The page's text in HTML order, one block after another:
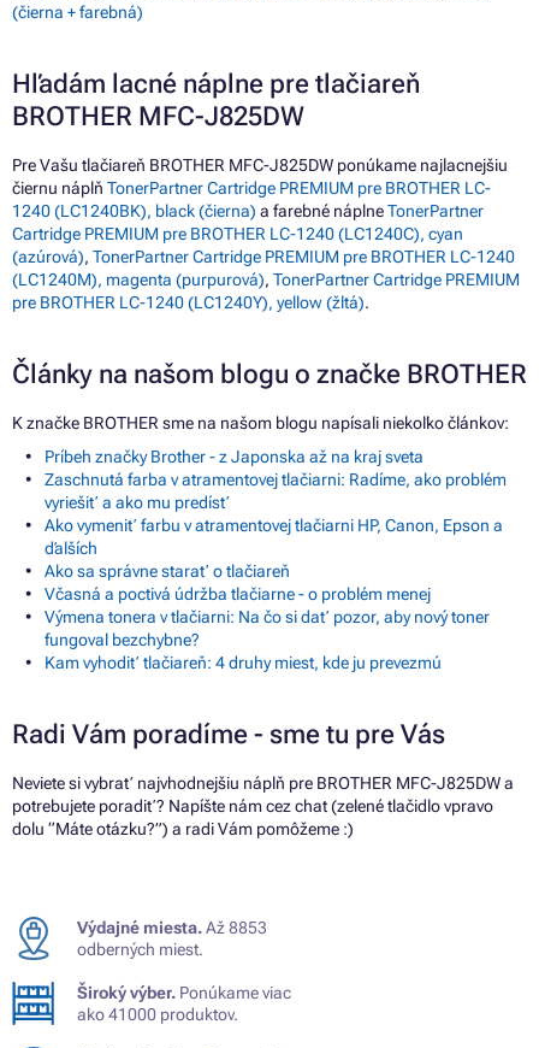
(čierna + farebná)
Hľadám lacné náplne pre tlačiareň
BROTHER MFC-J825DW
Pre Vašu tlačiareň BROTHER MFC-J825DW ponúkame najlacnejšiu
čiernu náplň TonerPartner Cartridge PREMIUM pre BROTHER LC-
1240 (LC1240BK), black (čierna) a farebné náplneTonerPartner
Cartridge PREMIUM pre BROTHER LC-1240 (LC1240C), cyan
(azúrová), TonerPartner Cartridge PREMIUM pre BROTHER LC-1240
(LC1240M), magenta (purpurová), TonerPartner Cartridge PREMIUM
pre BROTHER LC-1240 (LC1240Y), yellow (žltá).
Články na našom blogu o značke BROTHER
K značke BROTHER sme na našom blogu napísali niekoľko článkov:
Príbeh značky Brother - z Japonska až na kraj sveta
Zaschnutá farba v atramentovej tlačiarni: Radíme, ako problém
vyriešiť a ako mu predísť
Ako vymeniť farbu v atramentovej tlačiarni HP, Canon, Epson a
ďalších
Ako sa správne starať o tlačiareň
Včasná a poctivá údržba tlačiarne - o problém menej
Výmena tonera v tlačiarni: Na čo si dať pozor, aby nový toner
fungoval bezchybne?
Kam vyhodiť tlačiareň: 4 druhy miest, kde ju prevezmú
Radi Vám poradíme - sme tu pre Vás
Neviete si vybrať najvhodnejšiu náplň pre BROTHER MFC-J825DW a
potrebujete poradiť? Napíšte nám cez chat (zelené tlačidlo vpravo
dolu “Máte otázku?”) a radi Vám pomôžeme :)
Výdajné miesta.Až 8853
odberných miest.
Široký výber. Ponúkame viac
ako 41000 produktov.